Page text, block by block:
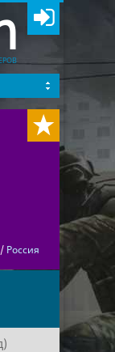
/ Россия